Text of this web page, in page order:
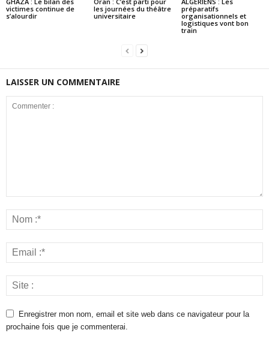
victimes continue de
s’alourdir
les journées du théâtre
universitaire
préparatifs
organisationnels et
logistiques vont bon
train
LAISSER UN COMMENTAIRE
Enregistrer mon nom, email et site web dans ce navigateur pour la
prochaine fois que je commenterai.